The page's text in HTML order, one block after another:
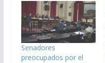
Senadores
preocupados por el